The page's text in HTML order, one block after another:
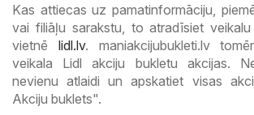
Kas attiecas uz pamatinformāciju,
vai filiāļu sarakstu, to atradīsiet
vietnē lidl.lv. maniakcijubukleti.lv
veikala Lidl akciju bukletu akcijas.
nevienu atlaidi un apskatiet visas
Akciju buklets".